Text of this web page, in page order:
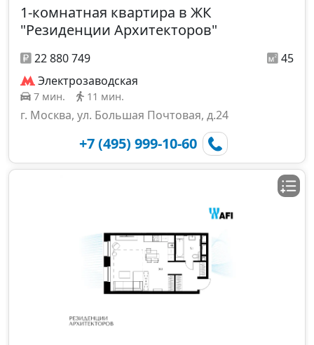
1-комнатная квартира в ЖК
"Резиденции Архитекторов"
22 880 749
45
Электрозаводская
7 мин. 11 мин.
г. Москва, ул. Большая Почтовая, д.24
+7 (495) 999-10-60